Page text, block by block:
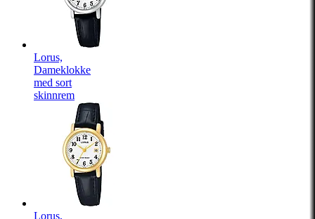
Lorus,
Dameklokke
med sort
skinnrem
Lorus,